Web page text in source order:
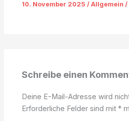
10. November 2025/Allgemein /
Schreibe einen
Deine E-Mail-Adresse wird
Erforderliche Felder sind mit*